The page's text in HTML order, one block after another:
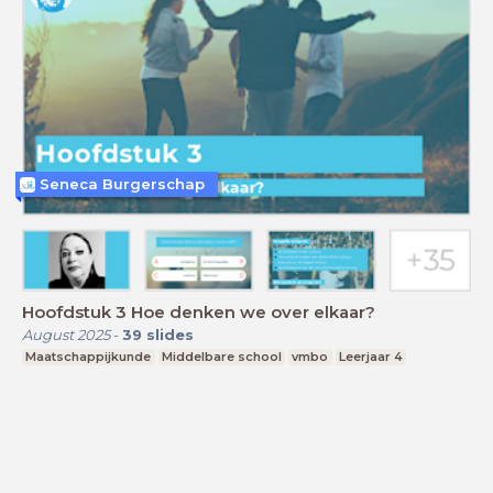
Hoofdstuk 3 Hoe denken we over elkaar?
August 2025- 39 slides
Maatschappijkunde Middelbare school vmbo Leerjaar 4
Seneca Burgerschap